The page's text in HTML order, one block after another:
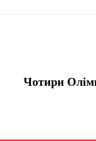
Чотири